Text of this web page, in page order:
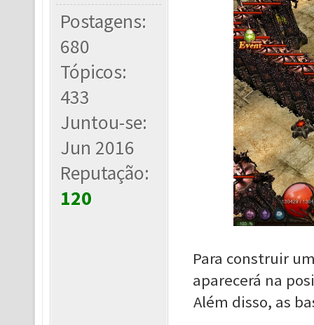
Postagens:
680
Tópicos:
433
Juntou-se:
Jun 2016
Reputação:
120
Para construir
aparecerá na
Além disso, as